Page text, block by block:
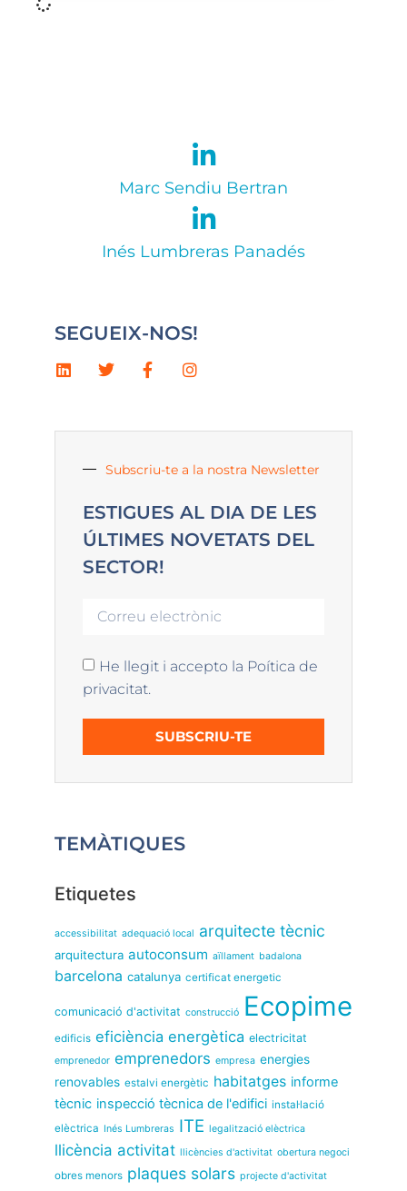
Marc Sendiu Bertran
Inés Lumbreras Panadés
SEGUEIX-NOS!
Subscriu-te a la nostra Newsletter
ESTIGUES AL DIA DE LES
ÚLTIMES NOVETATS DEL
SECTOR!
He llegit i accepto la Poítica de
privacitat.
SUBSCRIU-TE
TEMÀTIQUES
Etiquetes
accessibilitat adequació local arquitecte tècnic
arquitectura autoconsum aïllament badalona
barcelona catalunya certificat energetic
comunicació d'activitat construcció Ecopime
edificis eficiència energètica electricitat
emprenedor emprenedors empresa energies
renovables estalvi energètic habitatges informe
tècnic inspecció tècnica de l'edifici instal·lació
elèctrica Inés Lumbreras ITE legalització elèctrica
llicència activitat llicències d'activitat obertura negoci
obres menors plaques solars projecte d'activitat